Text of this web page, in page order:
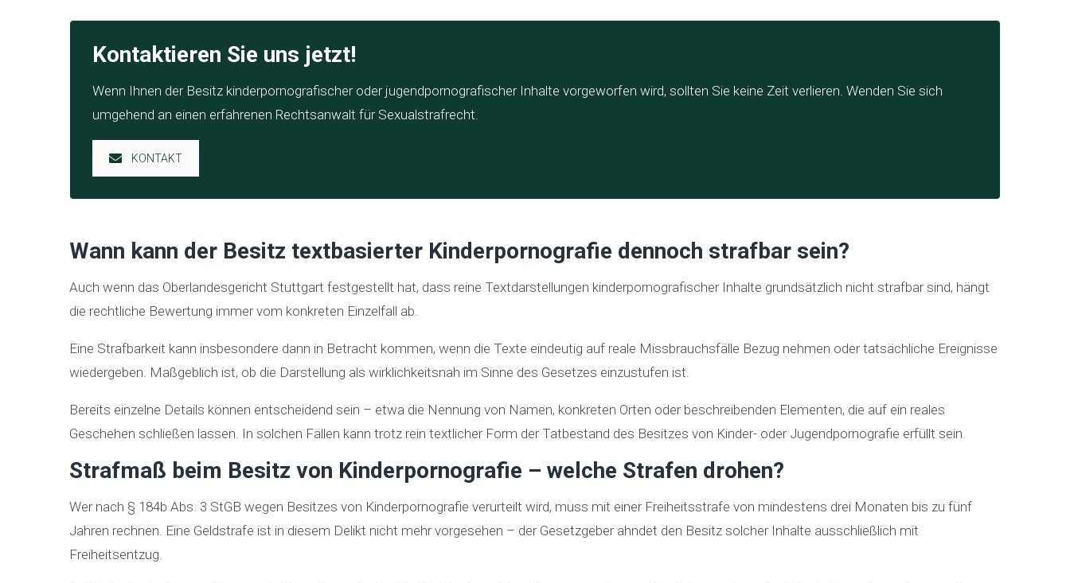
Kontaktieren Sie uns jetzt!
Wenn Ihnen der Besitz kinderpornografischer oder jugendpornografischer Inhalte vorgeworfen wird, sollten Sie keine Zeit verlieren. Wenden Sie sich
umgehend an einen erfahrenen Rechtsanwalt für Sexualstrafrecht.
KONTAKT
Wann kann der Besitz textbasierter Kinderpornografie dennoch strafbar sein?
Auch wenn das Oberlandesgericht Stuttgart festgestellt hat, dass reine Textdarstellungen kinderpornografischer Inhalte grundsätzlich nicht strafbar sind, hängt
die rechtliche Bewertung immer vom konkreten Einzelfall ab.
Eine Strafbarkeit kann insbesondere dann in Betracht kommen, wenn die Texte eindeutig auf reale Missbrauchsfälle Bezug nehmen oder tatsächliche Ereignisse
wiedergeben. Maßgeblich ist, ob die Darstellung als wirklichkeitsnah im Sinne des Gesetzes einzustufen ist.
Bereits einzelne Details können entscheidend sein – etwa die Nennung von Namen, konkreten Orten oder beschreibenden Elementen, die auf ein reales
Geschehen schließen lassen. In solchen Fällen kann trotz rein textlicher Form der Tatbestand des Besitzes von Kinder- oder Jugendpornografie erfüllt sein.
Strafmaß beim Besitz von Kinderpornografie – welche Strafen drohen?
Wer nach § 184b Abs. 3 StGB wegen Besitzes von Kinderpornografie verurteilt wird, muss mit einer Freiheitsstrafe von mindestens drei Monaten bis zu fünf
Jahren rechnen. Eine Geldstrafe ist in diesem Delikt nicht mehr vorgesehen – der Gesetzgeber ahndet den Besitz solcher Inhalte ausschließlich mit
Freiheitsentzug.